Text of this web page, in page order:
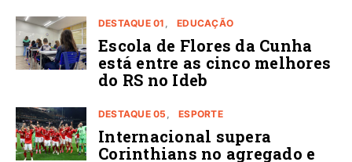
DESTAQUE 01 EDUCAÇÃO
Escola de Flores da Cunha
está entre as cinco melhores
do RS no Ideb
DESTAQUE 05 ESPORTE
Internacional supera
Corinthians no agregado e